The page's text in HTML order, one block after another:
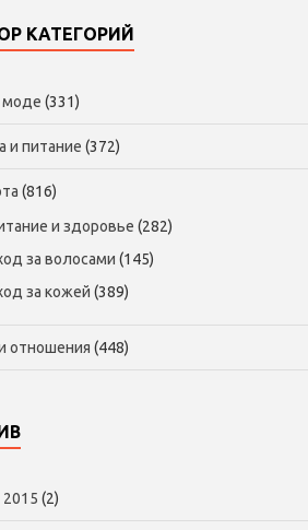
КАТЕГОРИЙ
моде (331)
и питание (372)
(816)
и здоровье (282)
за волосами (145)
за кожей (389)
отношения (448)
(2)